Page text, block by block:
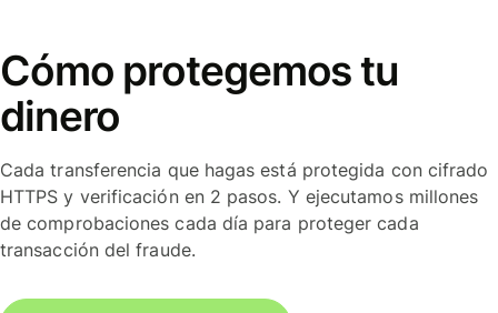
Cómo protegemos tu
dinero
Cada transferencia que hagas está protegida con cifrado
HTTPS y verificación en 2 pasos. Y ejecutamos millones
de comprobaciones cada día para proteger cada
transacción del fraude.